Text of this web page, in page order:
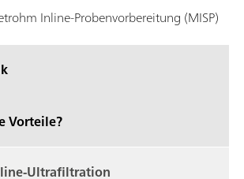
Inline-Probenvorbereitung (MISP)
Vorteile?
Ultrafiltration